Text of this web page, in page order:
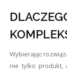
Wybierając
nie tylko produkt,